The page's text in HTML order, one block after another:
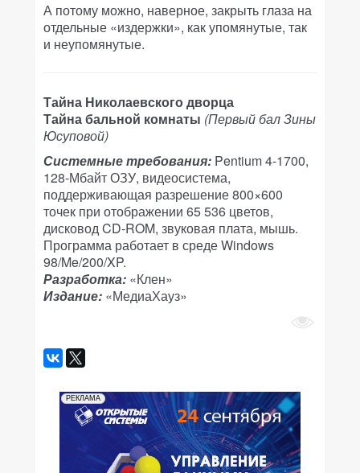
А потому можно, наверное, закрыть глаза на
отдельные «издержки», как упомянутые, так
и неупомянутые.
Тайна Николаевского дворца
Тайна бальной комнаты (Первый бал Зины
Юсуповой)
Системные требования: Pentium 4-1700,
128-Мбайт ОЗУ, видеосистема,
поддерживающая разрешение 800×600
точек при отображении 65 536 цветов,
дисковод CD-ROM, звуковая плата, мышь.
Программа работает в среде Windows
98/Me/200/XP.
Разработка: «Клен»
Издание: «МедиаХауз»
РЕКЛАМА